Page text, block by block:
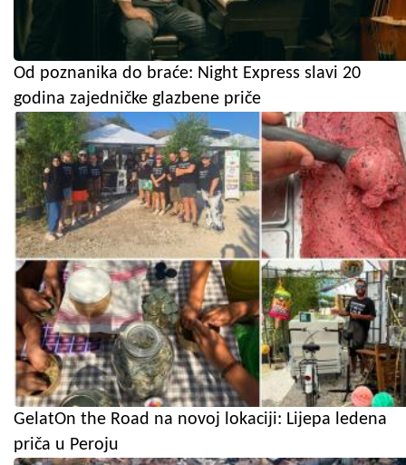
Od poznanika do braće: Night Express slavi 20
godina zajedničke glazbene priče
GelatOn the Road na novoj lokaciji: Lijepa ledena
priča u Peroju